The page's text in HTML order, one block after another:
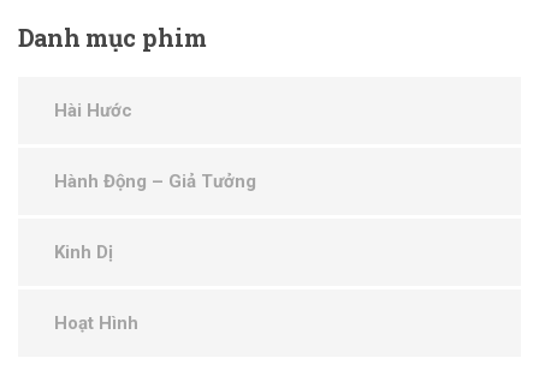
Danhmục phim
Hài Hước
Hành Động – Giả Tưởng
Kinh Dị
Hoạt Hình